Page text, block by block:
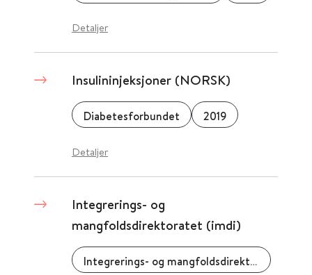
Detaljer
Insulininjeksjoner (NORSK)
Diabetesforbundet 2019
Detaljer
Integrerings- og
mangfoldsdirektoratet (imdi)
Integrerings- og mangfoldsdirektoratet (IMDi)